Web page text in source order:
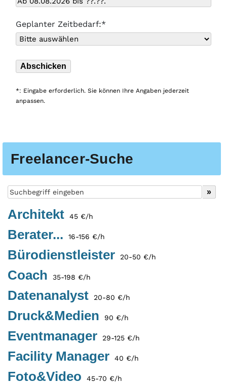
Freelancer-Suche
Architekt 45 €/h
Berater... 16-156 €/h
Bürodienstleister 20-50 €/h
Coach 35-198 €/h
Datenanalyst 20-80 €/h
Druck&Medien 90 €/h
Eventmanager 29-125 €/h
Facility Manager 40 €/h
Foto&Video 45-70 €/h
Geplanter Zeitbedarf:*
*: Eingabe erforderlich. Sie können Ihre Angaben jederzeit
anpassen.